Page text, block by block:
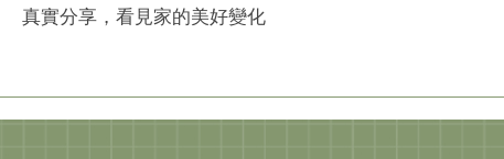
真實分享，看見家的美好變化